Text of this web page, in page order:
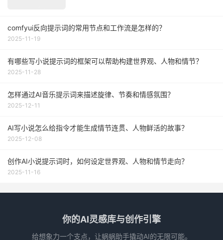
comfyui反向提示词的常用节点和工作流是怎样的？
2025-11-19
有哪些写小说提示词的框架可以帮助构建世界观、人物和情节？
2025-11-28
怎样通过AI音乐提示词来描述旋律、节奏和情感氛围？
2025-12-11
AI写小说怎么给指令才能生成情节连贯、人物鲜活的故事？
2025-12-08
创作AI小说提示词时，如何设定世界观、人物和情节走向？
2025-11-16
你的AI灵感库与创作引擎
给想象力一个支点，让蜗蜗助手撬动AI的无限可能。